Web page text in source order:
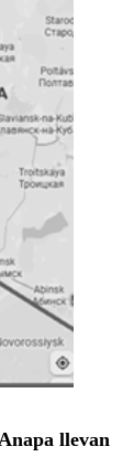
llevan